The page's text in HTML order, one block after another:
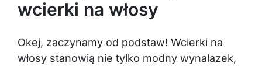
wcierki na włosy
Okej, zaczynamy od podstaw! Wcierki na
włosy stanowią nie tylko modny wynalazek,